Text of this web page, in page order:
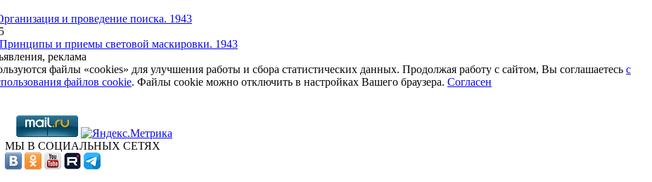
и проведение поиска. 1943
и приемы световой маскировки. 1943
реклама
файлы «cookies» для улучшения работы и сбора статистических данных. Продолжая работу с сайтом, Вы соглашаетесь с
файлов cookie. Файлы cookie можно отключить в настройках Вашего браузера. Согласен
МЫ В СОЦИАЛЬНЫХ СЕТЯХ